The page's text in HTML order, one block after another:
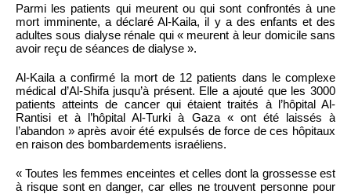
Parmi les patients qui meurent ou qui sont confrontés à une
mort imminente, a déclaré Al-Kaila, il y a des enfants et des
adultes sous dialyse rénale qui « meurent à leur domicile sans
avoir reçu de séances de dialyse ».
Al-Kaila a confirmé la mort de 12 patients dans le complexe
médical d’Al-Shifa jusqu’à présent. Elle a ajouté que les 3000
patients atteints de cancer qui étaient traités à l’hôpital Al-
Rantisi et à l’hôpital Al-Turki à Gaza « ont été laissés à
l’abandon » après avoir été expulsés de force de ces hôpitaux
en raison des bombardements israéliens.
« Toutes les femmes enceintes et celles dont la grossesse est
à risque sont en danger, car elles ne trouvent personne pour